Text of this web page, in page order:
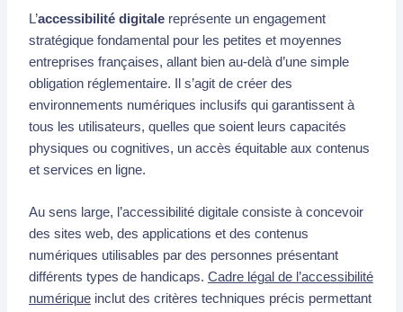
L’accessibilité digitalereprésente un engagement
stratégique fondamental pour les petites et moyennes
entreprises françaises, allant bien au-delà d’une simple
obligation réglementaire. Il s’agit de créer des
environnements numériques inclusifs qui garantissent à
tous les utilisateurs, quelles que soient leurs capacités
physiques ou cognitives, un accès équitable aux contenus
et services en ligne.
Au sens large, l’accessibilité digitale consiste à concevoir
des sites web, des applications et des contenus
numériques utilisables par des personnes présentant
différents types de handicaps. Cadre légal de l’accessibilité
numériqueinclut des critères techniques précis permettant